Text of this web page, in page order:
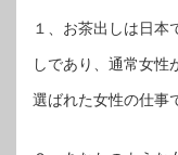
１、お茶出しは日本
しであり、通常女性
選ばれた女性の仕事